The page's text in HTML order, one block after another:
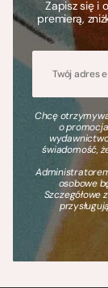
Zapisz się i
premierą,
Chcę
o
wydawnictwo
świadomość,
osobowe
Szczegółowe